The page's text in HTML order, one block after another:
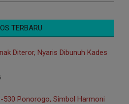
TERBARU
Diteror, Nyaris Dibunuh Kades
530 Ponorogo, Simbol Harmoni